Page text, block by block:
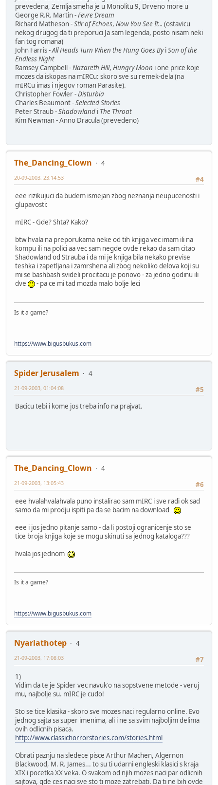
prevedena, Zemlja smeha je u Monolitu 9, Drveno more u
George R.R. Martin -Fevre Dream
Richard Matheson -Stir of Echoes, Now You See It... (ostavicu
nekog drugog da ti preporuci Ja sam legenda, posto nisam neki
fan tog romana)
John Farris -All Heads Turn When the Hung Goes ByiSon of the
Endless Night
Ramsey Campbell -Nazareth Hill, Hungry Moon i one price koje
mozes da iskopas na mIRCu: skoro sve su remek-dela (na
mIRCu imas i njegov roman Parasite).
Christopher Fowler -Disturbia
Charles Beaumont -Selected Stories
Peter Straub -Shadowland i The Throat
Kim Newman - Anno Dracula (prevedeno)
The_Dancing_Clown
4
#4
20-09-2003, 23:14:53
eee rizikujuci da budem ismejan zbog neznanja neupucenosti i
glupavosti:
mIRC - Gde? Shta? Kako?
btw hvala na preporukama neke od tih knjiga vec imam ili na
kompu ili na polici aa vec sam negde ovde rekao da sam citao
Shadowland od Strauba i da mi je knjiga bila nekako previse
teshka i zapetljana i zamrshena ali zbog nekoliko delova koji su
mi se bashbash svideli procitacu je ponovo - za jedno godinu ili
dve
- pa ce mi tad mozda malo bolje leci
Is it a game?
https://www.bigusbukus.com
Spider Jerusalem
4
#5
21-09-2003, 01:04:08
Bacicu tebi i kome jos treba info na prajvat.
The_Dancing_Clown
4
#6
21-09-2003, 13:05:43
eee hvalahvalahvala puno instalirao sam mIRC i sve radi ok sad
samo da mi prodju ispiti pa da se bacim na download
eee i jos jedno pitanje samo - da li postoji ogranicenje sto se
tice broja knjiga koje se mogu skinuti sa jednog kataloga???
hvala jos jednom
Is it a game?
https://www.bigusbukus.com
Nyarlathotep
4
#7
21-09-2003, 17:08:03
1)
Vidim da te je Spider vec navuk'o na sopstvene metode - veruj
mu, najbolje su. mIRC je cudo!
Sto se tice klasika - skoro sve mozes naci regularno online. Evo
jednog sajta sa super imenima, ali i ne sa svim najboljim delima
ovih odlicnih pisaca.
http://www.classichorrorstories.com/stories.html
Obrati paznju na sledece pisce Arthur Machen, Algernon
Blackwood, M. R. James... to su ti udarni engleski klasici s kraja
XIX i pocetka XX veka. O svakom od njih mozes naci par odlicnih
sajtova, gde ces naci sve sto ti moze zatrebati. Da ti ne bih ovde